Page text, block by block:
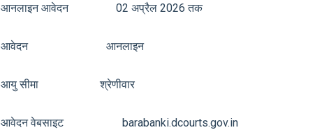
आनलाइन आवेदन 02 अप्रैल 2026 तक
आवेदन आनलाइन
आयु सीमा श्रेणीवार
आवेदन वेबसाइट barabanki.dcourts.gov.in